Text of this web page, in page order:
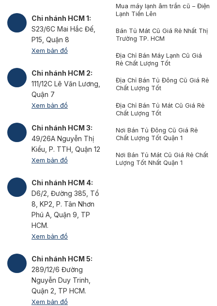
Chi nhánh HCM 1:
S23/6C Mai Hắc Đế,
P15, Quận 8
Xem bản đồ
Chi nhánh HCM 2:
111/12C Lê Văn Lương,
Quận 7
Xem bản đồ
Chi nhánh HCM 3:
49/26A Nguyễn Thị
Kiểu, P. TTH, Quận 12
Xem bản đồ
Chi nhánh HCM 4:
D6/2, Đường 385, Tổ
8, KP2, P. Tân Nhơn
Phú A, Quận 9, TP
HCM.
Xem bản đồ
Chi nhánh HCM 5:
289/12/6 Đường
Nguyễn Duy Trinh,
Quận 2, TP HCM.
Xem bản đồ
Mua máy lạnh âm trần cũ – Điện
Lạnh Tiến Lên
Bán Tủ Mát Cũ Giá Rẻ Nhất Thị
Trường TP. HCM
Địa Chỉ Bán Máy Lạnh Cũ Giá
Rẻ Chất Lượng Tốt
Địa Chỉ Bán Tủ Đông Cũ Giá Rẻ
Chất Lượng Tốt
Địa Chỉ Bán Tủ Mát Cũ Giá Rẻ
Chất Lượng Tốt
Nơi Bán Tủ Đông Cũ Giá Rẻ
Chất Lượng Tốt Quận 1
Nơi Bán Tủ Mát Cũ Giá Rẻ Chất
Lượng Tốt Nhất Quận 1